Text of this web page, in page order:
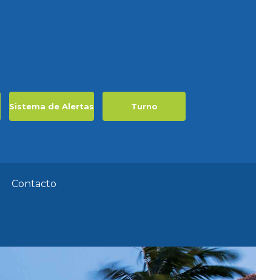
Sistema de Alertas Turno
Contacto